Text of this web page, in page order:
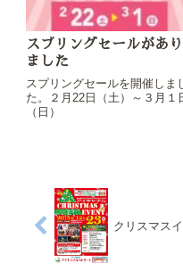
スプリングセールがあり
ました
スプリングセールを開催しま
た。２月22日（土）～３月１
（日）
クリスマス